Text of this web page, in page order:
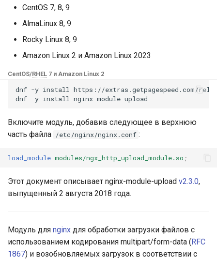
и
а
$device_model
$is_ai_crawler
$is_bot
$is_mobile
$is_tv
upload_store_access
upload_aggregate_form_field
upload_pass_form_field
upload_cleanup
upload_buffer_size
upload_limit_rate
upload_tame_arrays
base-encoding
checkups
consul-event
consul
cookie
counter
dns-server
управления Plesk - RPM-
пакеты
cPanel EA4 NGINX Модули -
Превратите ea-nginx в
производительности и
безопасности
QUIC - RPM-пакеты для
RHEL и CentOS
Angie Web Server -
Rocky Linux и AlmaLinux
CentOS 7, 8, 9
AlmaLinux 8, 9
Rocky Linux 8, 9
Amazon Linux 2 и Amazon Linux 2023
CentOS/RHEL 7 и Amazon Linux 2
dnf -y install
https://extras.getpagespeed.com/
dnf -y install
Включите модуль, добавив следующее в верхнюю
часть файла /etc/nginx/nginx.conf :
load_module modules/ngx_http_upload_module.so ;
Этот документ описывает nginx-module-upload v2.3.0,
выпущенный 2 августа 2018 года.
Модуль для nginx для обработки загрузки файлов с
использованием кодирования multipart/form-data (RFC
1867) и возобновляемых загрузок в соответствии с